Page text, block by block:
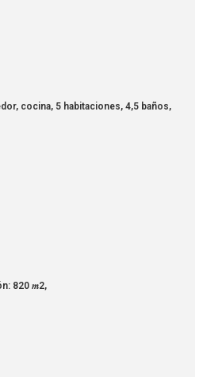
cocina, 5 habitaciones, 4,5 baños,
820 𝑚2,